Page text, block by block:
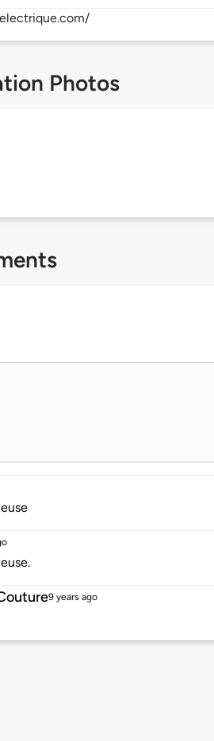
Photos
9 years ago